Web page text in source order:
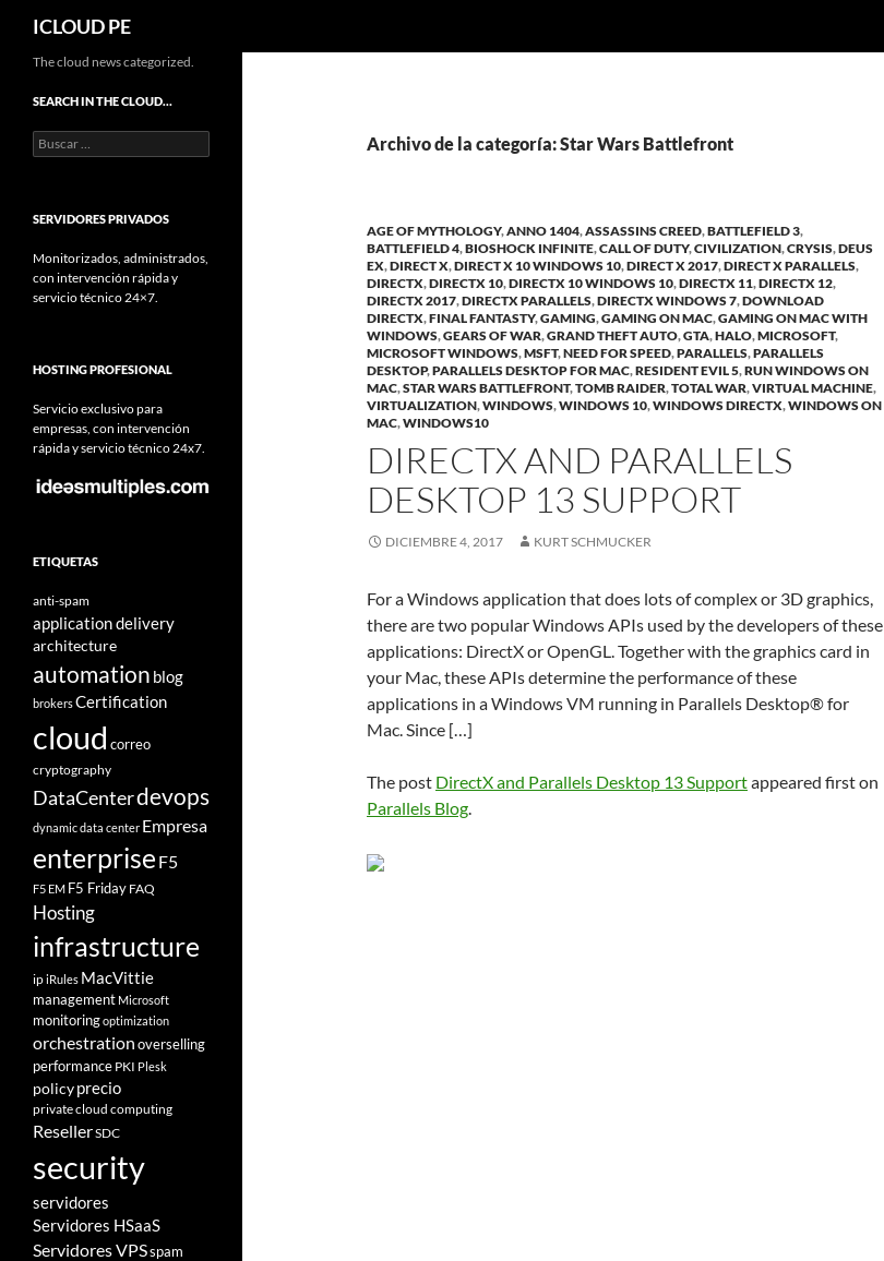
Saltar
contenido
ICLOUD PE
Archivo de la categoría: Star Wars Battlefront
AGE OF MYTHOLOGY,ANNO 1404,ASSASSINS CREED,BATTLEFIELD 3,
BATTLEFIELD 4,BIOSHOCK INFINITE,CALL OF DUTY,CIVILIZATION,CRYSIS,DEUS
EX,DIRECT X,DIRECT X 10 WINDOWS 10,DIRECT X 2017,DIRECT X PARALLELS,
DIRECTX,DIRECTX 10,DIRECTX 10 WINDOWS 10,DIRECTX 11,DIRECTX 12,
DIRECTX 2017,DIRECTX PARALLELS,DIRECTX WINDOWS 7,DOWNLOAD
DIRECTX,FINAL FANTASTY,GAMING,GAMING ON MAC,GAMING ON MAC WITH
WINDOWS,GEARS OF WAR,GRAND THEFT AUTO,GTA,HALO,MICROSOFT,
MICROSOFT WINDOWS,MSFT,NEED FOR SPEED,PARALLELS,PARALLELS
DESKTOP,PARALLELS DESKTOP FOR MAC,RESIDENT EVIL 5,RUN WINDOWS ON
MAC,STAR WARS BATTLEFRONT,TOMB RAIDER,TOTAL WAR,VIRTUAL MACHINE,
VIRTUALIZATION,WINDOWS,WINDOWS 10,WINDOWS DIRECTX,WINDOWS ON
MAC,WINDOWS10
DIRECTX AND PARALLELS
DESKTOP 13 SUPPORT
DICIEMBRE 4, 2017 KURT SCHMUCKER
For a Windows application that does lots of complex or 3D graphics,
there are two popular Windows APIs used by the developers of these
applications: DirectX or OpenGL. Together with the graphics card in
your Mac, these APIs determine the performance of these
applications in a Windows VM running in Parallels Desktop® for
Mac. Since […]
The post DirectX and Parallels Desktop 13 Supportappeared first on
Parallels Blog.
The cloud news categorized.
SEARCH IN THE CLOUD…
Buscar:
SERVIDORES PRIVADOS
Monitorizados, administrados,
con intervención rápida y
servicio técnico 24×7.
HOSTING PROFESIONAL
Servicio exclusivo para
empresas, con intervención
rápida y servicio técnico 24x7.
ETIQUETAS
anti-spam
application delivery
architecture
automation blog
brokersCertification
cloud correo
cryptography
DataCenterdevops
dynamic data center Empresa
enterprise F5
F5 EM F5 Friday FAQ
Hosting
infrastructure
ipiRules MacVittie
management Microsoft
monitoringoptimization
orchestrationoverselling
performance PKI Plesk
policyprecio
private cloud computing
ResellerSDC
security
servidores
Servidores HSaaS
Servidores VPSspam